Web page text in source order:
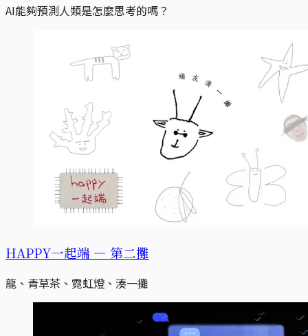
AI能夠預測人類是怎麼思考的嗎？
HAPPY一起端 — 第二攤
龍、青草茶、霓虹燈、湊一攤